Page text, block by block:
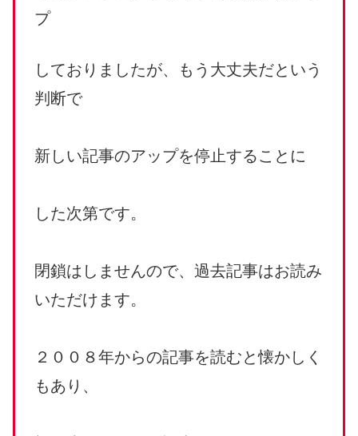
プ
しておりましたが、もう大丈夫だという
判断で
新しい記事のアップを停止することに
した次第です。
閉鎖はしませんので、過去記事はお読み
いただけます。
２００８年からの記事を読むと懐かしく
もあり、